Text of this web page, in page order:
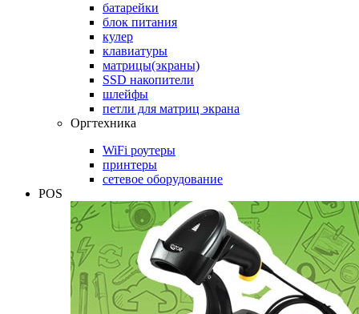
батарейки
блок питания
кулер
клавиатуры
матрицы(экраны)
SSD накопители
шлейфы
петли для матриц экрана
Оргтехника
WiFi роутеры
принтеры
сетевое оборудование
POS